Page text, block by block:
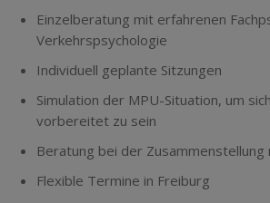
Einzelberatung mit erfahrenen
Verkehrspsychologie
Individuell geplante Sitzungen
Simulation der MPU-Situation, um
vorbereitet zu sein
Beratung bei der
Flexible Termine in Freiburg